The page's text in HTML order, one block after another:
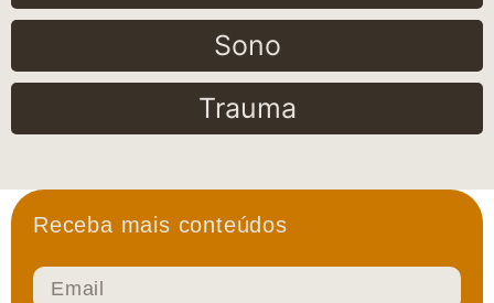
Sono
Trauma
Receba mais conteúdos